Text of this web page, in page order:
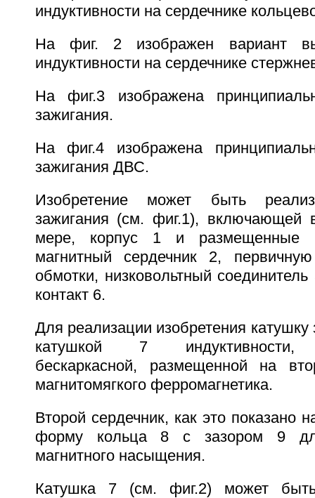
индуктивности на сердечнике
На фиг. 2 изображен вариант
индуктивности на сердечнике
На фиг.3 изображена
зажигания.
На фиг.4 изображена
зажигания ДВС.
Изобретение может быть
зажигания (см. фиг.1), включающей
мере, корпус 1 и размещенные
магнитный сердечник 2,
обмотки, низковольтный
контакт 6.
Для реализации изобретения
катушкой 7 индуктивности,
бескаркасной, размещенной на
магнитомягкого ферромагнетика.
Второй сердечник, как это показано
форму кольца 8 с зазором 9
магнитного насыщения.
Катушка 7 (см. фиг.2) может